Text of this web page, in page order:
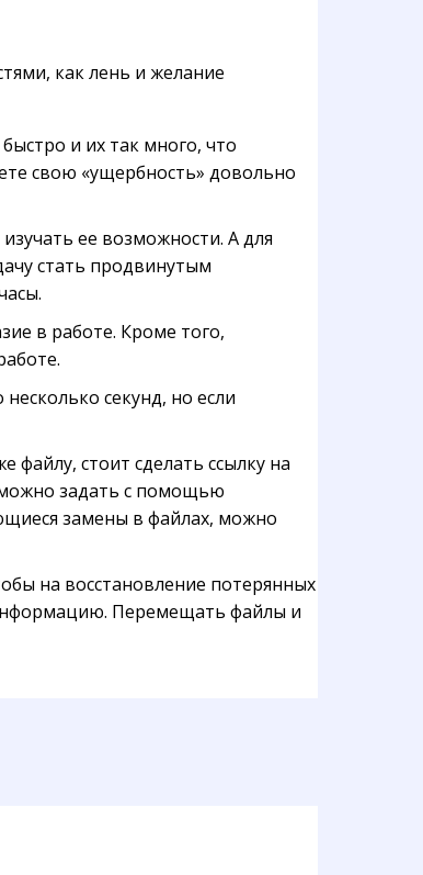
как лень и желание
и их так много, что
свою «ущербность» довольно
ее возможности. А для
стать продвинутым
в работе. Кроме того,
секунд, но если
файлу, стоит сделать ссылку на
можно задать с помощью
замены в файлах, можно
на восстановление потерянных
Перемещать файлы и